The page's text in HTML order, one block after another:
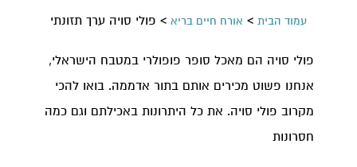
עמוד הבית > אורח חיים בריא > פולי סויה ערך תזונתי
פולי סויה הם מאכל סופר פופולרי במטבח הישראלי,
אנחנו פשוט מכירים אותם בתור אדממה. בואו להכי
מקרוב פולי סויה. את כל היתרונות באכילתם וגם כמה
חסרונות